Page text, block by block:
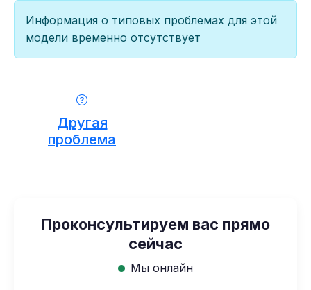
Информация о типовых проблемах для этой
модели временно отсутствует
Другая
проблема
Проконсультируем вас прямо
сейчас
Мы онлайн